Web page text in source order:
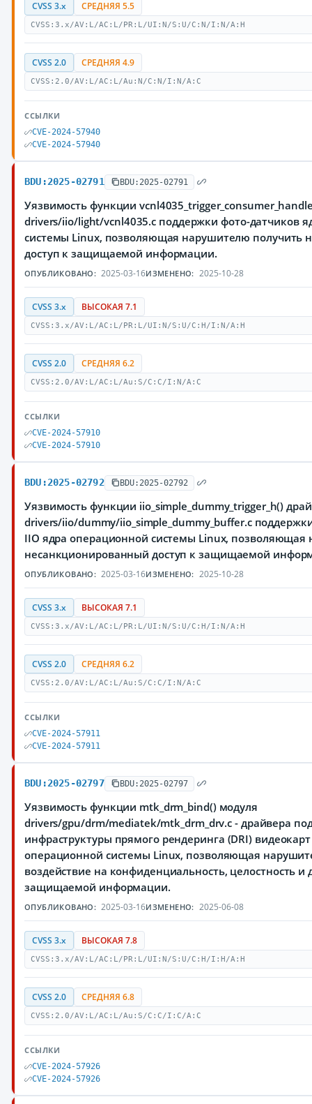
CVSS 3.x СРЕДНЯЯ 5.5
CVSS:3.x/AV:L/AC:L/PR:L/UI:N/S:U/C:N/I:N/A:H
CVSS 2.0 СРЕДНЯЯ 4.9
CVSS:2.0/AV:L/AC:L/Au:N/C:N/I:N/A:C
ССЫЛКИ
CVE-2024-57940
CVE-2024-57940
BDU:2025-02791 BDU:2025-02791
Уязвимость функции
drivers/iio/light/vcnl4035.c поддержки фото-датчиков
системы Linux, позволяющая нарушителю получить
доступ к защищаемой информации.
ОПУБЛИКОВАНО: 2025-03-16ИЗМЕНЕНО: 2025-10-28
CVSS 3.x ВЫСОКАЯ 7.1
CVSS:3.x/AV:L/AC:L/PR:L/UI:N/S:U/C:H/I:N/A:H
CVSS 2.0 СРЕДНЯЯ 6.2
CVSS:2.0/AV:L/AC:L/Au:S/C:C/I:N/A:C
ССЫЛКИ
CVE-2024-57910
CVE-2024-57910
BDU:2025-02792 BDU:2025-02792
Уязвимость функции iio_simple_dummy_trigger_h()
drivers/iio/dummy/iio_simple_dummy_buffer.c
IIO ядра операционной системы Linux, позволяющая
несанкционированный доступ к защищаемой
ОПУБЛИКОВАНО: 2025-03-16ИЗМЕНЕНО: 2025-10-28
CVSS 3.x ВЫСОКАЯ 7.1
CVSS:3.x/AV:L/AC:L/PR:L/UI:N/S:U/C:H/I:N/A:H
CVSS 2.0 СРЕДНЯЯ 6.2
CVSS:2.0/AV:L/AC:L/Au:S/C:C/I:N/A:C
ССЫЛКИ
CVE-2024-57911
CVE-2024-57911
BDU:2025-02797 BDU:2025-02797
Уязвимость функции mtk_drm_bind() модуля
drivers/gpu/drm/mediatek/mtk_drm_drv.c - драйвера
инфраструктуры прямого рендеринга (DRI)
операционной системы Linux, позволяющая
воздействие на конфиденциальность, целостность и
защищаемой информации.
ОПУБЛИКОВАНО: 2025-03-16ИЗМЕНЕНО: 2025-06-08
CVSS 3.x ВЫСОКАЯ 7.8
CVSS:3.x/AV:L/AC:L/PR:L/UI:N/S:U/C:H/I:H/A:H
CVSS 2.0 СРЕДНЯЯ 6.8
CVSS:2.0/AV:L/AC:L/Au:S/C:C/I:C/A:C
ССЫЛКИ
CVE-2024-57926
CVE-2024-57926